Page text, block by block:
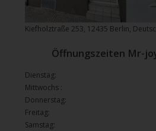
Kiefholztraße 253, 12435 Berlin,
Öffnungszeiten Mr-
Dienstag:
Mittwochs :
Donnerstag:
Freitag:
Samstag: